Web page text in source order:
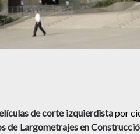
de corte izquierdistapor
de Largometrajes en